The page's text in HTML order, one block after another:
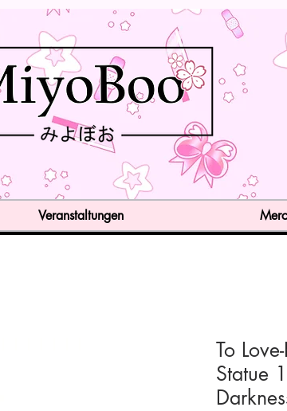
To
Statue
Veranstaltungen